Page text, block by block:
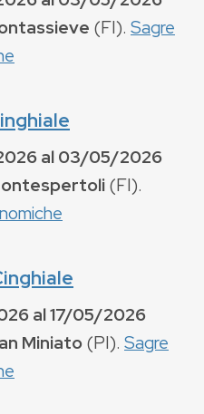
(FI). Sagre
al03/05/2026
(FI).
al17/05/2026
Miniato(PI). Sagre